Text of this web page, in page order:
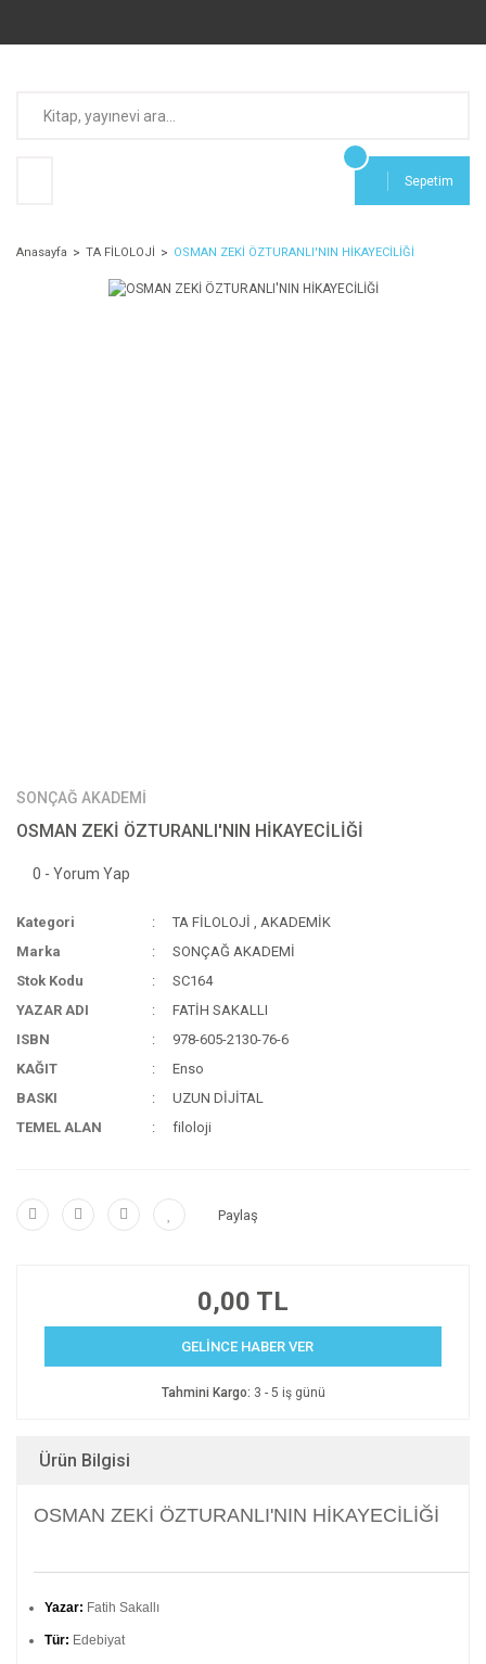
Sepetim
Anasayfa TA FİLOLOJİ OSMAN ZEKİ ÖZTURANLI'NIN HİKAYECİLİĞİ
SONÇAĞ AKADEMİ
OSMAN ZEKİ ÖZTURANLI'NIN HİKAYECİLİĞİ
0 - Yorum Yap
Kategori TA FİLOLOJİ ,AKADEMİK
Marka
SONÇAĞ AKADEMİ
Stok Kodu
SC164
YAZAR ADI
FATİH SAKALLI
ISBN
978-605-2130-76-6
KAĞIT
Enso
BASKI
UZUN DİJİTAL
TEMEL ALAN
filoloji
Paylaş
0,00 TL
GELİNCE HABER VER
Tahmini Kargo: 3 - 5 iş günü
Ürün Bilgisi
OSMAN ZEKİ ÖZTURANLI'NIN HİKAYECİLİĞİ
Yazar: Fatih Sakallı
Tür: Edebiyat